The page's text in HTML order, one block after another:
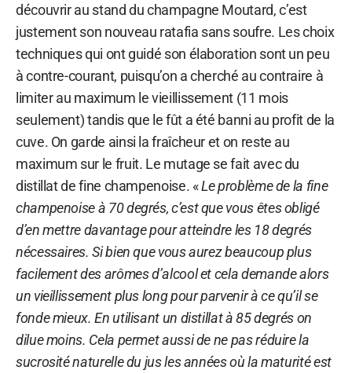
découvrir au stand du champagne Moutard, c’est
justement son nouveau ratafia sans soufre. Les choix
techniques qui ont guidé son élaboration sont un peu
à contre-courant, puisqu’on a cherché au contraire à
limiter au maximum le vieillissement (11 mois
seulement) tandis que le fût a été banni au profit de la
cuve. On garde ainsi la fraîcheur et on reste au
maximum sur le fruit. Le mutage se fait avec du
distillat de fine champenoise. «Le problème de la fine
champenoise à 70 degrés, c’est que vous êtes obligé
d’en mettre davantage pour atteindre les 18 degrés
nécessaires. Si bien que vous aurez beaucoup plus
facilement des arômes d’alcool et cela demande alors
un vieillissement plus long pour parvenir à ce qu’il se
fonde mieux. En utilisant un distillat à 85 degrés on
dilue moins. Cela permet aussi de ne pas réduire la
sucrosité naturelle du jus les années où la maturité est